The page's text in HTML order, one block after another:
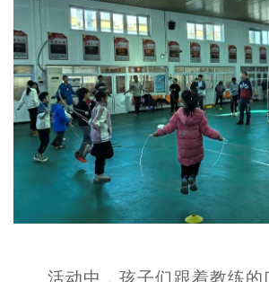
北京宣传文化引导基金
宣传思想文化人才
专题
资料库